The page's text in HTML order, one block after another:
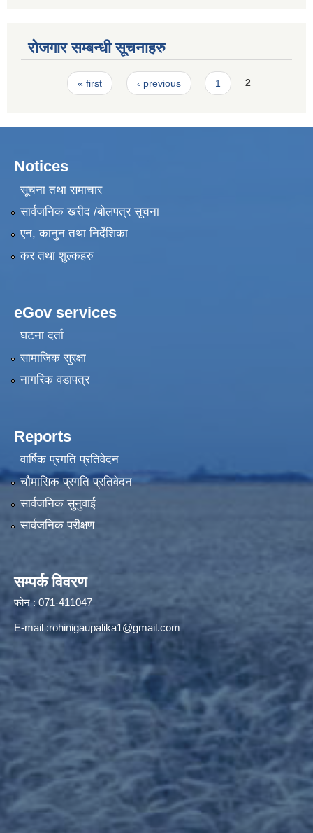
रोजगार सम्बन्धी सूचनाहरु
Pages« first ‹ previous 1 2
Notices
सूचना तथा समाचार
सार्वजनिक खरीद /बोलपत्र सूचना
एन, कानुन तथा निर्देशिका
कर तथा शुल्कहरु
eGov services
घटना दर्ता
सामाजिक सुरक्षा
नागरिक वडापत्र
Reports
वार्षिक प्रगति प्रतिवेदन
चौमासिक प्रगति प्रतिवेदन
सार्वजनिक सुनुवाई
सार्वजनिक परीक्षण
सम्पर्क विवरण
फोन : 071-411047
E-mail :rohinigaupalika1@gmail.com